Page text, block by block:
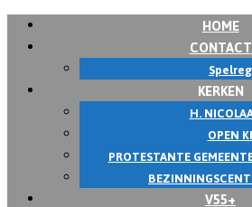
Skip
HOME
CONTACT
KERKEN
H.
OPEN
PROTESTANTE
V55+